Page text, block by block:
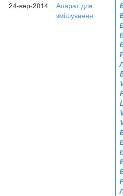
24-вер-2014
Апарат для
змішування